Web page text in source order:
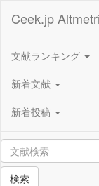
Ceek.jp
文献ランキング
新着文献
新着投稿
検索